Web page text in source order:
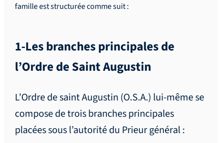
famille est structurée comme suit :
1-Les branches principales de
l’Ordre de Saint Augustin
L’Ordre de saint Augustin (O.S.A.) lui-même se
compose de trois branches principales
placées sous l’autorité du Prieur général :